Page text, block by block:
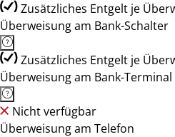
Zusätzliches Entgelt je
Überweisung am Bank-Schalter
Zusätzliches Entgelt je
Überweisung am Bank-Terminal
Nicht verfügbar
Überweisung am Telefon